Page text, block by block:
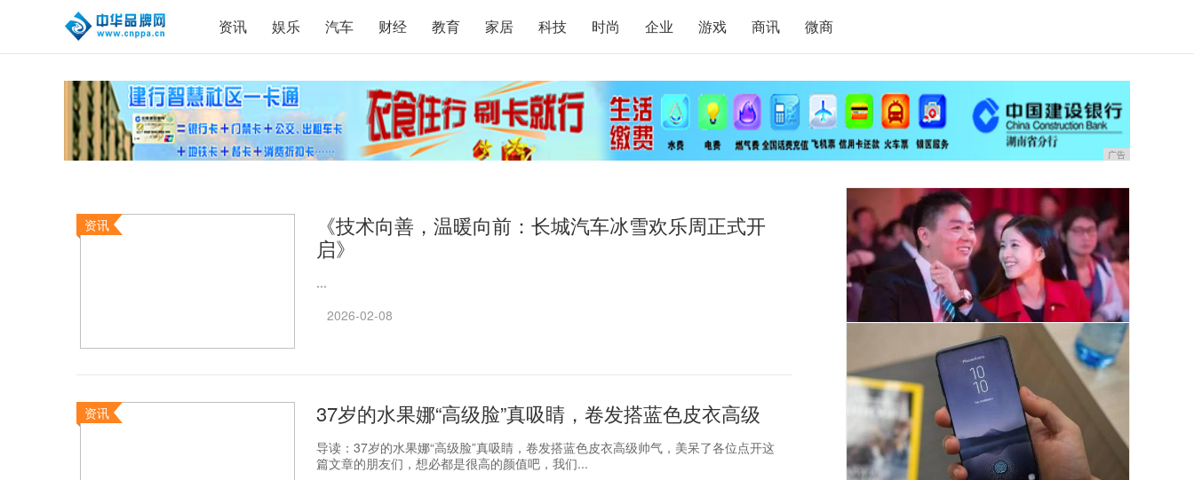
资讯 娱乐 汽车 财经 教育 家居 科技 时尚 企业 游戏 商讯 微商
广告
资讯
《技术向善，温暖向前：长城汽车冰雪欢乐周正式开
启》
...
2026-02-08
资讯 37岁的水果娜“高级脸”真吸睛，卷发搭蓝色皮衣高级
导读：37岁的水果娜“高级脸”真吸睛，卷发搭蓝色皮衣高级帅气，美呆了各位点开这
篇文章的朋友们，想必都是很高的颜值吧，我们...